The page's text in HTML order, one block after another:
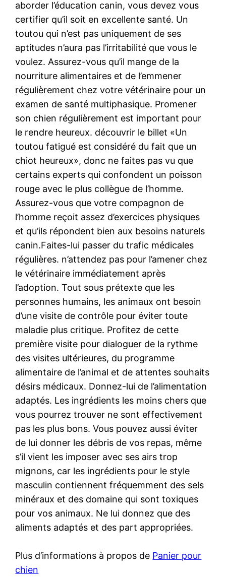
aborder l’éducation canin, vous devez vous
certifier qu’il soit en excellente santé. Un
toutou qui n’est pas uniquement de ses
aptitudes n’aura pas l’irritabilité que vous le
voulez. Assurez-vous qu’il mange de la
nourriture alimentaires et de l’emmener
régulièrement chez votre vétérinaire pour un
examen de santé multiphasique. Promener
son chien régulièrement est important pour
le rendre heureux. découvrir le billet «Un
toutou fatigué est considéré du fait que un
chiot heureux», donc ne faites pas vu que
certains experts qui confondent un poisson
rouge avec le plus collègue de l’homme.
Assurez-vous que votre compagnon de
l’homme reçoit assez d’exercices physiques
et qu’ils répondent bien aux besoins naturels
canin.Faites-lui passer du trafic médicales
régulières. n’attendez pas pour l’amener chez
le vétérinaire immédiatement après
l’adoption. Tout sous prétexte que les
personnes humains, les animaux ont besoin
d’une visite de contrôle pour éviter toute
maladie plus critique. Profitez de cette
première visite pour dialoguer de la rythme
des visites ultérieures, du programme
alimentaire de l’animal et de attentes souhaits
désirs médicaux. Donnez-lui de l’alimentation
adaptés. Les ingrédients les moins chers que
vous pourrez trouver ne sont effectivement
pas les plus bons. Vous pouvez aussi éviter
de lui donner les débris de vos repas, même
s’il vient les imposer avec ses airs trop
mignons, car les ingrédients pour le style
masculin contiennent fréquemment des sels
minéraux et des domaine qui sont toxiques
pour vos animaux. Ne lui donnez que des
aliments adaptés et des part appropriées.
Plus d’informations à propos de Panier pour
chien